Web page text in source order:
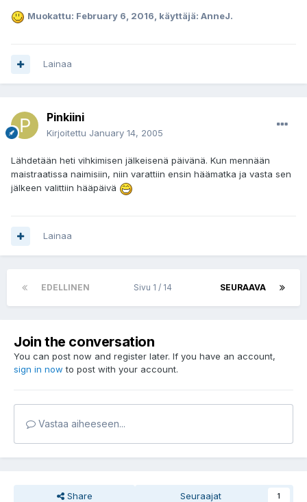
Muokattu: February 6, 2016, käyttäjä: AnneJ.
Lainaa
Pinkiini
Kirjoitettu January 14, 2005
Lähdetään heti vihkimisen jälkeisenä päivänä. Kun mennään
maistraatissa naimisiin, niin varattiin ensin häämatka ja vasta sen
jälkeen valittiin hääpäivä
Lainaa
EDELLINEN SEURAAVA
Sivu 1 / 14
Join the conversation
You can post now and register later. If you have an account,
sign in now to post with your account.
Vastaa aiheeseen...
Share Seuraajat 1